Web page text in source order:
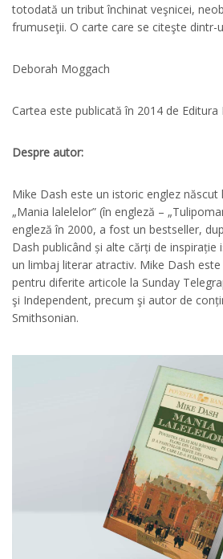
totodată un tribut închinat veşnicei,
frumuseţii. O carte care se citeşte dintr-
Deborah Moggach
Cartea este publicată în 2014 de Editura
Despre autor:
Mike Dash este un istoric englez născut
„Mania lalelelor” (în engleză –
engleză în 2000, a fost un bestseller,
Dash publicând și alte cărți de inspirație
un limbaj literar atractiv. Mike Dash
pentru diferite articole la Sunday
şi Independent, precum şi autor de
Smithsonian.